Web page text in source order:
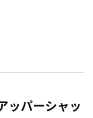
ッパーシャッ